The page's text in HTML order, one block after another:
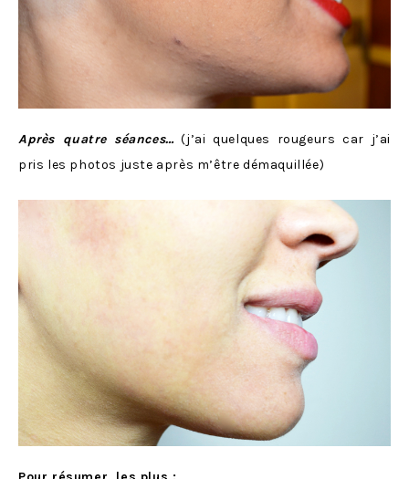
Après quatre séances… (j’ai quelques rougeurs car j’ai
pris les photos juste après m’être démaquillée)